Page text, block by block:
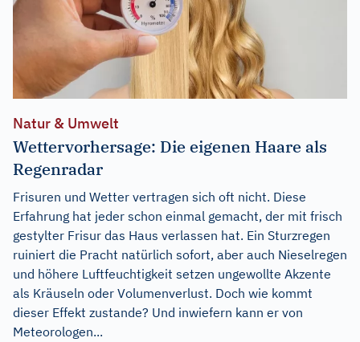
Natur & Umwelt
Wettervorhersage: Die eigenen Haare als
Regenradar
Frisuren und Wetter vertragen sich oft nicht. Diese
Erfahrung hat jeder schon einmal gemacht, der mit frisch
gestylter Frisur das Haus verlassen hat. Ein Sturzregen
ruiniert die Pracht natürlich sofort, aber auch Nieselregen
und höhere Luftfeuchtigkeit setzen ungewollte Akzente
als Kräuseln oder Volumenverlust. Doch wie kommt
dieser Effekt zustande? Und inwiefern kann er von
Meteorologen...